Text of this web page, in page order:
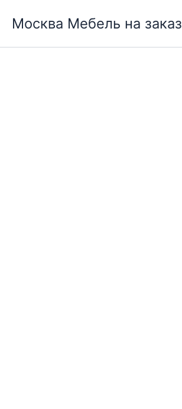
Москва Мебель на заказ